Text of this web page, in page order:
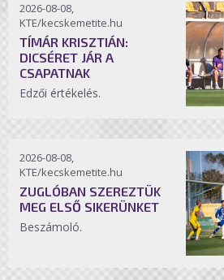
2026-08-08,
KTE/kecskemetite.hu
TÍMÁR KRISZTIÁN:
DICSÉRET JÁR A
CSAPATNAK
Edzői értékelés.
2026-08-08,
KTE/kecskemetite.hu
ZUGLÓBAN SZEREZTÜK
MEG ELSŐ SIKERÜNKET
Beszámoló.